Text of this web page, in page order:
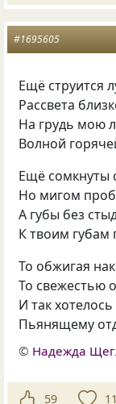
#1695605
Ещё струится
Рассвета
На грудь мою
Волной
Ещё сомкнуты
Но мигом
А губы без
К твоим губам
То обжигая
То свежестью
И так
Пьянящему
© Надежда
59 11